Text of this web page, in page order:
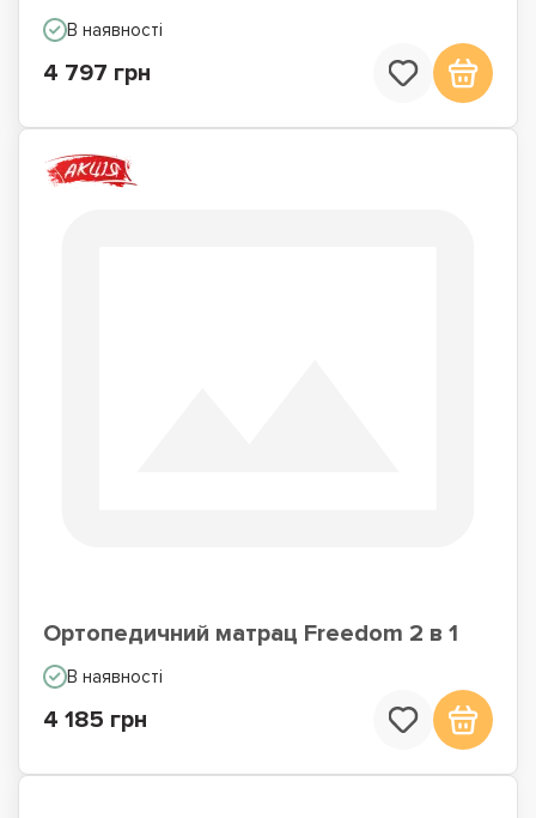
В наявності
4 797 грн
Ортопедичний матрац Freedom 2 в 1
В наявності
4 185 грн